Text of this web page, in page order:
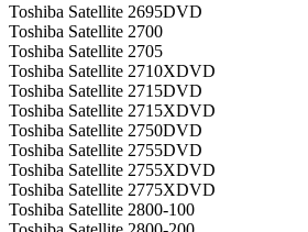
Toshiba Satellite 2695DVD
Toshiba Satellite 2700
Toshiba Satellite 2705
Toshiba Satellite 2710XDVD
Toshiba Satellite 2715DVD
Toshiba Satellite 2715XDVD
Toshiba Satellite 2750DVD
Toshiba Satellite 2755DVD
Toshiba Satellite 2755XDVD
Toshiba Satellite 2775XDVD
Toshiba Satellite 2800-100